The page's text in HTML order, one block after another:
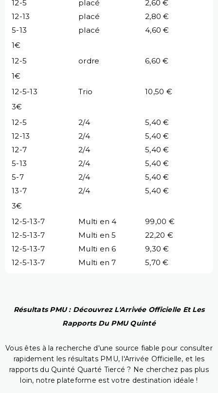
12-5 placé
2,60 €
12-13
placé
2,80 €
5-13
placé
4,60 €
1€
12-5
ordre
6,60 €
1€
12-5-13
Trio
10,50 €
3€
12-5
2/4
5,40 €
12-13
2/4
5,40 €
12-7
2/4
5,40 €
5-13
2/4
5,40 €
5-7
2/4
5,40 €
13-7
2/4
5,40 €
3€
12-5-13-7
Multi en 4
99,00 €
12-5-13-7
Multi en 5
22,20 €
12-5-13-7
Multi en 6
9,30 €
12-5-13-7
Multi en 7 5,70 €
Résultats PMU : Découvrez L'Arrivée Officielle Et Les
Rapports Du PMU Quinté
Vous êtes à la recherche d'une source fiable pour consulter
rapidement les résultats PMU, l'Arrivée Officielle, et les
rapports du Quinté Quarté Tiercé ? Ne cherchez pas plus
loin, notre plateforme est votre destination idéale !